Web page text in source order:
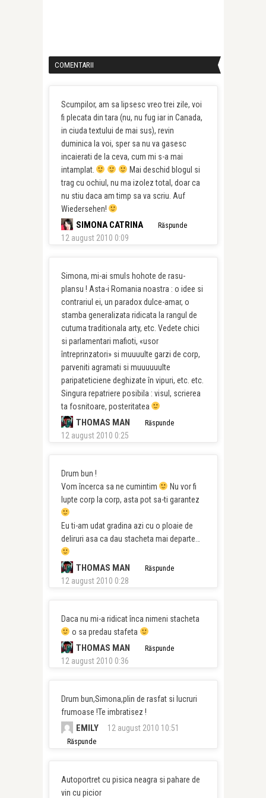
COMENTARII
Scumpilor, am sa lipsesc vreo trei zile, voi
fi plecata din tara (nu, nu fug iar in Canada,
in ciuda textului de mai sus), revin
duminica la voi, sper sa nu va gasesc
incaierati de la ceva, cum mi s-a mai
intamplat.
Mai deschid blogul si
trag cu ochiul, nu ma izolez total, doar ca
nu stiu daca am timp sa va scriu. Auf
Wiedersehen!
SIMONA CATRINA
12 august 2010 0:09
Răspunde
Simona, mi-ai smuls hohote de rasu-
plansu ! Asta-i Romania noastra : o idee si
contrariul ei, un paradox dulce-amar, o
stamba generalizata ridicata la rangul de
cutuma traditionala arty, etc. Vedete chici
si parlamentari mafioti, «usor
întreprinzatori» si muuuulte garzi de corp,
parveniti agramati si muuuuuulte
paripateticiene deghizate în vipuri, etc. etc.
Singura repatriere posibila : visul, scrierea
ta fosnitoare, posteritatea
THOMAS MAN
12 august 2010 0:25
Răspunde
Drum bun !
Vom încerca sa ne cumintim
Nu vor fi
lupte corp la corp, asta pot sa-ti garantez
Eu ti-am udat gradina azi cu o ploaie de
deliruri asa ca dau stacheta mai departe…
THOMAS MAN
12 august 2010 0:28
Răspunde
Daca nu mi-a ridicat înca nimeni stacheta
o sa predau stafeta
THOMAS MAN
12 august 2010 0:36
Răspunde
Drum bun,Simona,plin de rasfat si lucruri
frumoase !Te imbratisez !
EMILY 12 august 2010 10:51
Răspunde
Autoportret cu pisica neagra si pahare de
vin cu picior